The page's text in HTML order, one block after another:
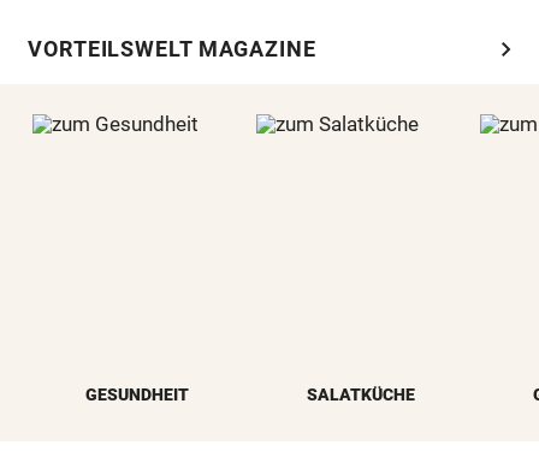
VORTEILSWELT MAGAZINE chevron_right
GESUNDHEIT SALATKÜCHE